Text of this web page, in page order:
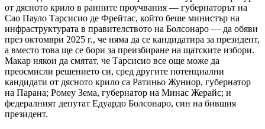
от дясното крило в ранните проучвания — губернаторът на
Сао Пауло Тарсисио де Фрейтас, който беше министър на
инфраструктурата в правителството на Болсонаро — да обяви
през октомври 2025 г., че няма да се кандидатира за президент,
а вместо това ще се бори за преизбиране на щатските избори.
Макар някои да смятат, че Тарсисио все още може да
преосмисли решението си, сред другите потенциални
кандидати от дясното крило са Ратиньо Жуниор, губернатор
на Парана; Ромеу Зема, губернатор на Минас Жерайс; и
федералният депутат Едуардо Болсонаро, син на бившия
президент.